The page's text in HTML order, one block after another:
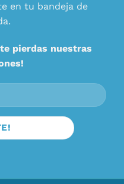
en tu bandeja de
pierdas nuestras